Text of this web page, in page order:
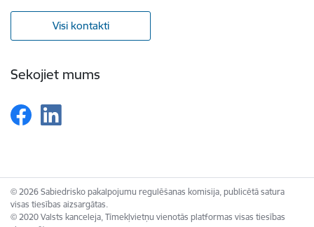
Visi kontakti
Sekojiet mums
© 2026 Sabiedrisko pakalpojumu regulēšanas komisija, publicētā satura
visas tiesības aizsargātas.
© 2020 Valsts kanceleja, Tīmekļvietņu vienotās platformas visas tiesības